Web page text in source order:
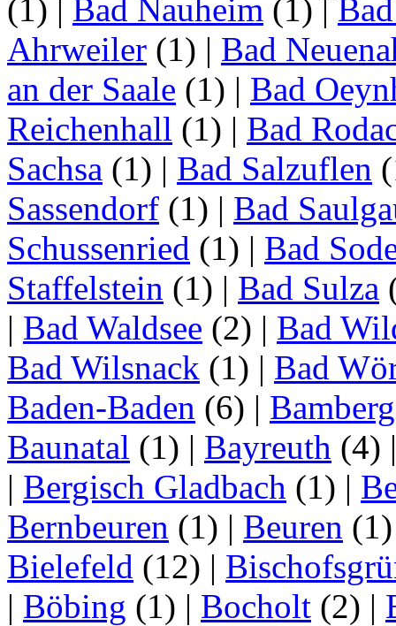
(1) | Bad Nauheim (1) |
Ahrweiler (1) | Bad
an der Saale (1) | Bad
Reichenhall (1) | Bad
Sachsa (1) | Bad Salzuflen
Sassendorf (1) | Bad
Schussenried (1) | Bad
Staffelstein (1) | Bad Sulza
| Bad Waldsee (2) | Bad
Bad Wilsnack (1) | Bad
Baden-Baden (6) | Bamberg
Baunatal (1) | Bayreuth (4)
| Bergisch Gladbach (1) |
Bernbeuren (1) | Beuren
Bielefeld (12) |
| Böbing (1) | Bocholt (2) |